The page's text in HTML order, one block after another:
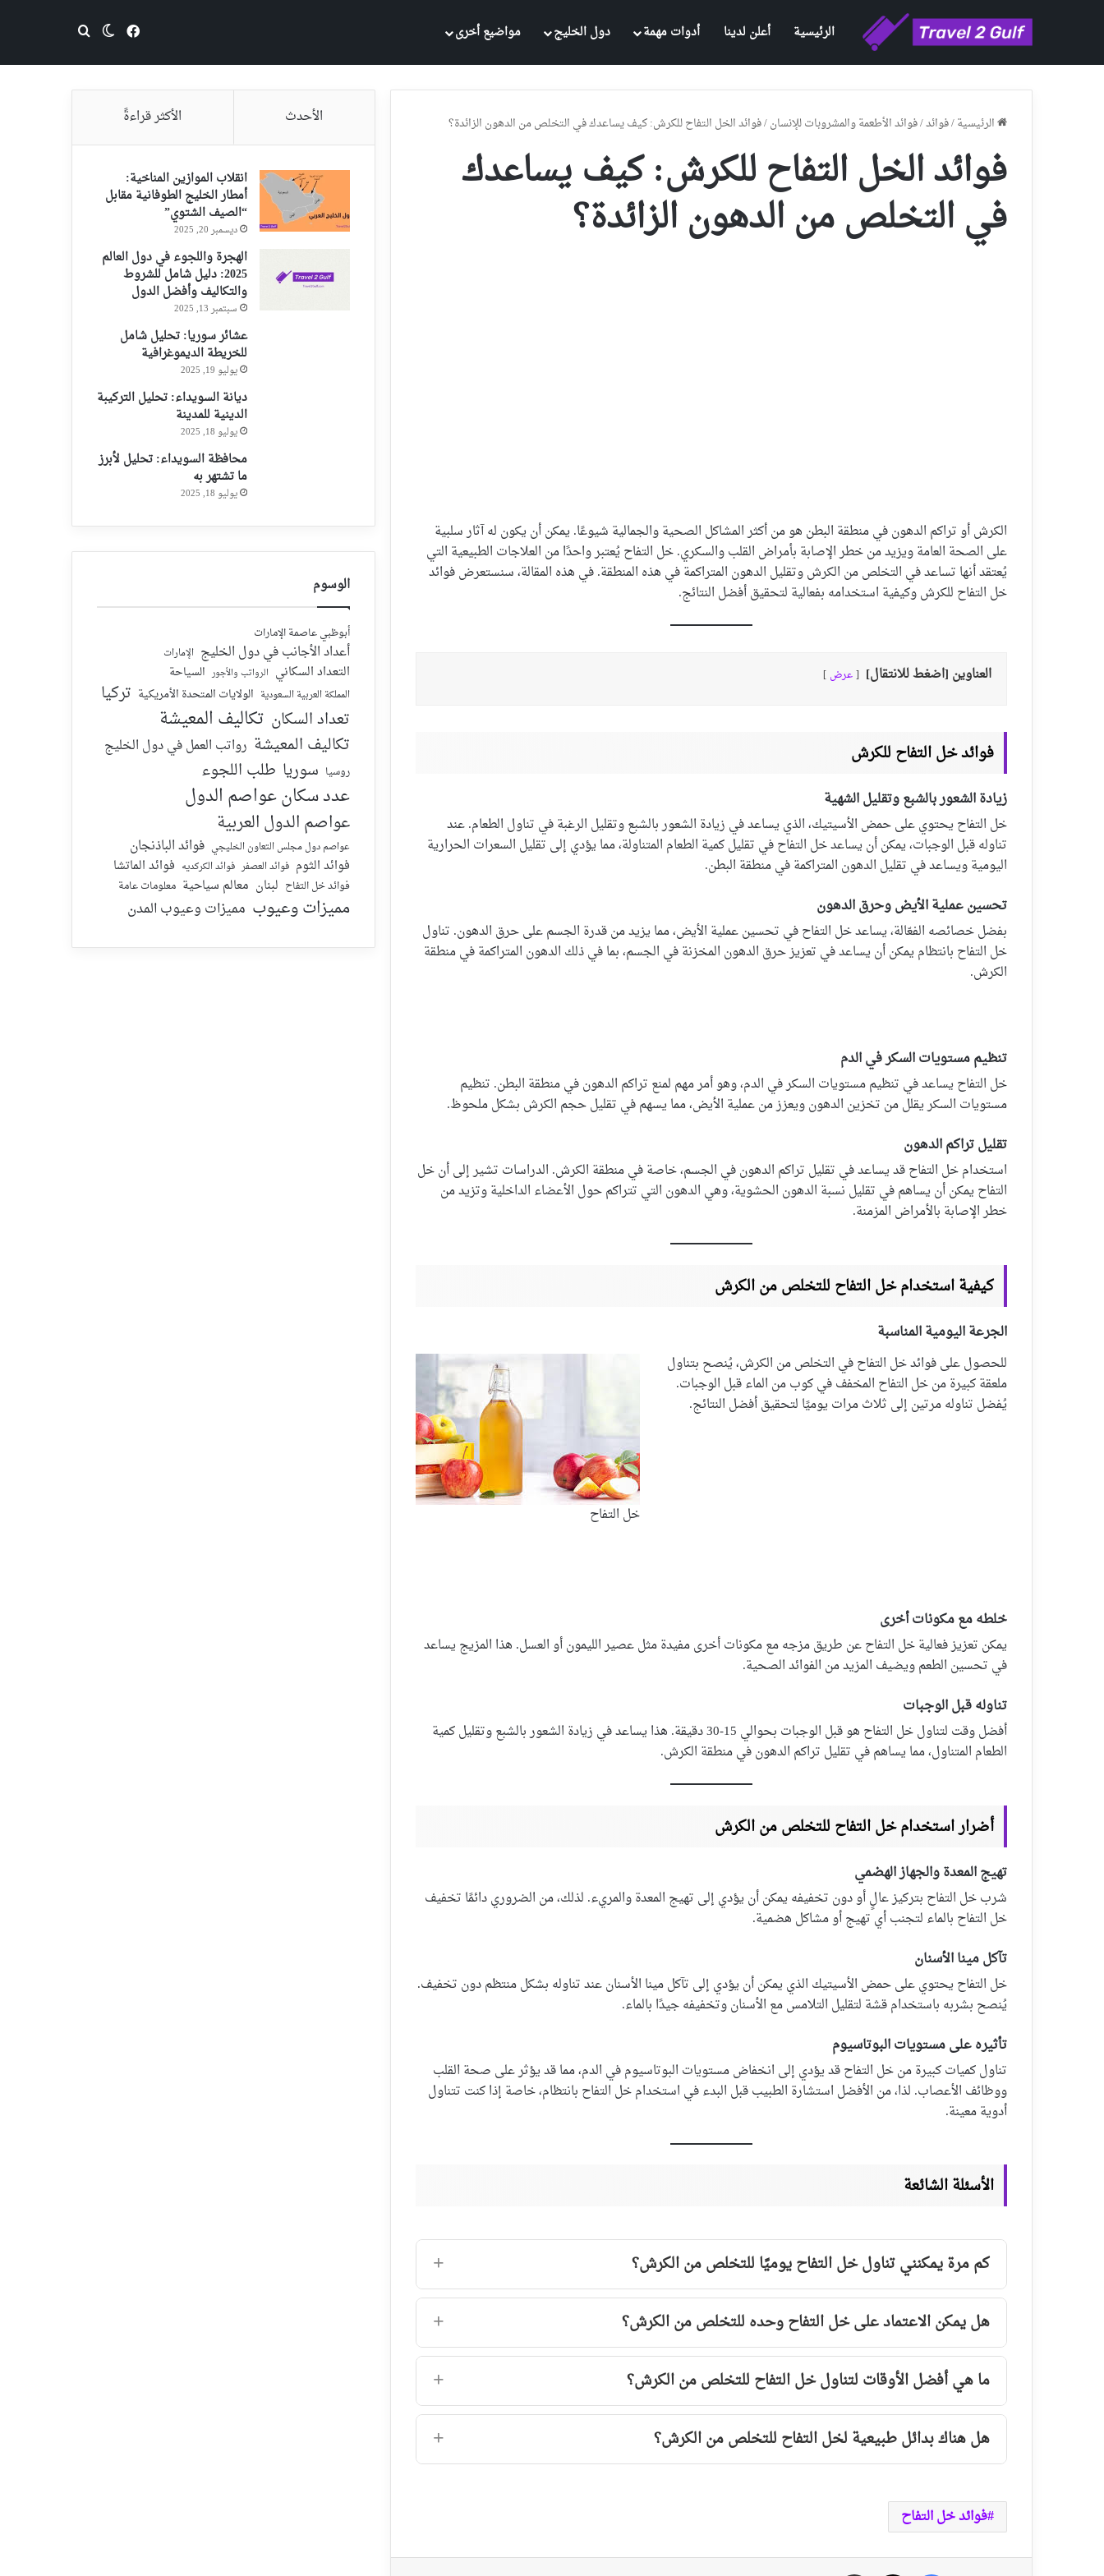
الرئيسية أعلن لدينا أدوات مهمة دول الخليج مواضيع أخرى فيسبوكالوضع المظلم
بحث عن
الرئيسية/فوائد/فوائد الأطعمة والمشروبات للإنسان/فوائد الخل التفاح للكرش: كيف يساعدك في التخلص من الدهون الزائدة؟
فوائد الخل التفاح للكرش: كيف يساعدك
في التخلص من الدهون الزائدة؟
الكرش أو تراكم الدهون في منطقة البطن هو من أكثر المشاكل الصحية والجمالية شيوعًا. يمكن أن يكون له آثار سلبية
على الصحة العامة ويزيد من خطر الإصابة بأمراض القلب والسكري. خل التفاح يُعتبر واحدًا من العلاجات الطبيعية التي
يُعتقد أنها تساعد في التخلص من الكرش وتقليل الدهون المتراكمة في هذه المنطقة. في هذه المقالة، سنستعرض فوائد
خل التفاح للكرش وكيفية استخدامه بفعالية لتحقيق أفضل النتائج.
العناوين [اضغط للانتقال] عرض
فوائد خل التفاح للكرش
زيادة الشعور بالشبع وتقليل الشهية
خل التفاح يحتوي على حمض الأسيتيك، الذي يساعد في زيادة الشعور بالشبع وتقليل الرغبة في تناول الطعام. عند
تناوله قبل الوجبات، يمكن أن يساعد خل التفاح في تقليل كمية الطعام المتناولة، مما يؤدي إلى تقليل السعرات الحرارية
اليومية ويساعد في تقليل الدهون المتراكمة في منطقة البطن.
تحسين عملية الأيض وحرق الدهون
بفضل خصائصه الفعّالة، يساعد خل التفاح في تحسين عملية الأيض، مما يزيد من قدرة الجسم على حرق الدهون. تناول
خل التفاح بانتظام يمكن أن يساعد في تعزيز حرق الدهون المخزنة في الجسم، بما في ذلك الدهون المتراكمة في منطقة
الكرش.
تنظيم مستويات السكر في الدم
خل التفاح يساعد في تنظيم مستويات السكر في الدم، وهو أمر مهم لمنع تراكم الدهون في منطقة البطن. تنظيم
مستويات السكر يقلل من تخزين الدهون ويعزز من عملية الأيض، مما يسهم في تقليل حجم الكرش بشكل ملحوظ.
تقليل تراكم الدهون
استخدام خل التفاح قد يساعد في تقليل تراكم الدهون في الجسم، خاصة في منطقة الكرش. الدراسات تشير إلى أن خل
التفاح يمكن أن يساهم في تقليل نسبة الدهون الحشوية، وهي الدهون التي تتراكم حول الأعضاء الداخلية وتزيد من
خطر الإصابة بالأمراض المزمنة.
كيفية استخدام خل التفاح للتخلص من الكرش
الجرعة اليومية المناسبة
خل التفاح
للحصول على فوائد خل التفاح في التخلص من الكرش، يُنصح بتناول
ملعقة كبيرة من خل التفاح المخفف في كوب من الماء قبل الوجبات.
يُفضل تناوله مرتين إلى ثلاث مرات يوميًا لتحقيق أفضل النتائج.
خلطه مع مكونات أخرى
يمكن تعزيز فعالية خل التفاح عن طريق مزجه مع مكونات أخرى مفيدة مثل عصير الليمون أو العسل. هذا المزيج يساعد
في تحسين الطعم ويضيف المزيد من الفوائد الصحية.
تناوله قبل الوجبات
أفضل وقت لتناول خل التفاح هو قبل الوجبات بحوالي 15-30 دقيقة. هذا يساعد في زيادة الشعور بالشبع وتقليل كمية
الطعام المتناول، مما يساهم في تقليل تراكم الدهون في منطقة الكرش.
أضرار استخدام خل التفاح للتخلص من الكرش
تهيج المعدة والجهاز الهضمي
شرب خل التفاح بتركيز عالٍ أو دون تخفيفه يمكن أن يؤدي إلى تهيج المعدة والمريء. لذلك، من الضروري دائمًا تخفيف
خل التفاح بالماء لتجنب أي تهيج أو مشاكل هضمية.
تآكل مينا الأسنان
خل التفاح يحتوي على حمض الأسيتيك الذي يمكن أن يؤدي إلى تآكل مينا الأسنان عند تناوله بشكل منتظم دون تخفيف.
يُنصح بشربه باستخدام قشة لتقليل التلامس مع الأسنان وتخفيفه جيدًا بالماء.
تأثيره على مستويات البوتاسيوم
تناول كميات كبيرة من خل التفاح قد يؤدي إلى انخفاض مستويات البوتاسيوم في الدم، مما قد يؤثر على صحة القلب
ووظائف الأعصاب. لذا، من الأفضل استشارة الطبيب قبل البدء في استخدام خل التفاح بانتظام، خاصة إذا كنت تتناول
أدوية معينة.
الأسئلة الشائعة
كم مرة يمكنني تناول خل التفاح يوميًا للتخلص من الكرش؟
هل يمكن الاعتماد على خل التفاح وحده للتخلص من الكرش؟
ما هي أفضل الأوقات لتناول خل التفاح للتخلص من الكرش؟
هل هناك بدائل طبيعية لخل التفاح للتخلص من الكرش؟
فوائد خل التفاح
الأحدث الأكثر قراءةً
انقلاب الموازين المناخية:
أمطار الخليج الطوفانية مقابل
“الصيف الشتوي”
ديسمبر 20, 2025
الهجرة واللجوء في دول العالم
2025: دليل شامل للشروط
والتكاليف وأفضل الدول
سبتمبر 13, 2025
عشائر سوريا: تحليل شامل
للخريطة الديموغرافية
يوليو 19, 2025
ديانة السويداء: تحليل التركيبة
الدينية للمدينة
يوليو 18, 2025
محافظة السويداء: تحليل لأبرز
ما تشتهر به
يوليو 18, 2025
الوسوم
أبوظبي عاصمة الإمارات
أعداد الأجانب في دول الخليج الإمارات
التعداد السكاني الرواتب والأجور السياحة
المملكة العربية السعودية الولايات المتحدة الأمريكية تركيا
تعداد السكان تكاليف المعيشة
تكاليف المعيشة رواتب العمل في دول الخليج
روسيا سوريا طلب اللجوء
عدد سكان عواصم الدول
عواصم الدول العربية
عواصم دول مجلس التعاون الخليجي فوائد الباذنجان
فوائد الثوم فوائد العصفر فوائد الكركديه فوائد الماتشا
فوائد خل التفاح لبنان معالم سياحية معلومات عامة
مميزات وعيوب مميزات وعيوب المدن